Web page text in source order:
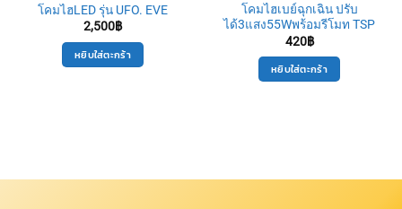
โคมไฮLED รุ่น UFO. EVE
2,500฿
หยิบใส่ตะกร้า
โคมไฮเบย์ฉุกเฉิน ปรับ
ได้3แสง55Wพร้อมรีโมท TSP
420฿
หยิบใส่ตะกร้า